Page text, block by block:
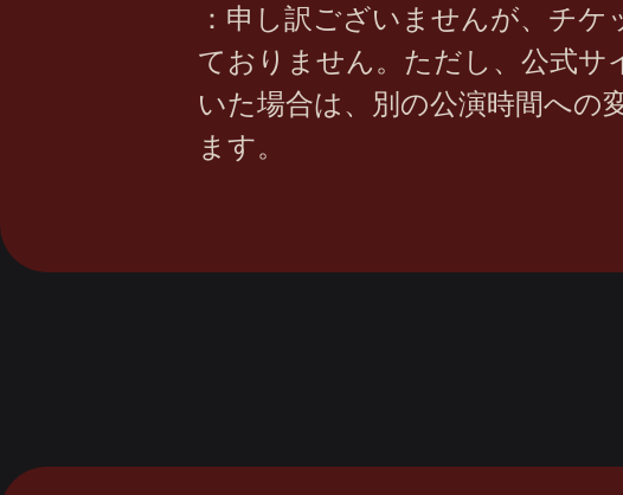
：申し訳ございませんが、チケ
ておりません。 ただし、公式サ
いた場合は、別の公演時間への
ます。